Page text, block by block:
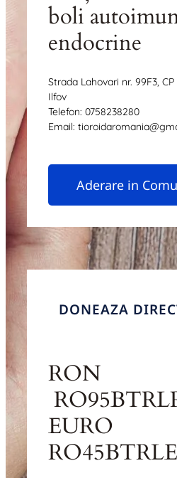
boli
endocrine
Strada Lahovari nr. 99F3,
Ilfov
Telefon: 0758238280
Email:
Aderare in
DONEAZA
RON
EURO